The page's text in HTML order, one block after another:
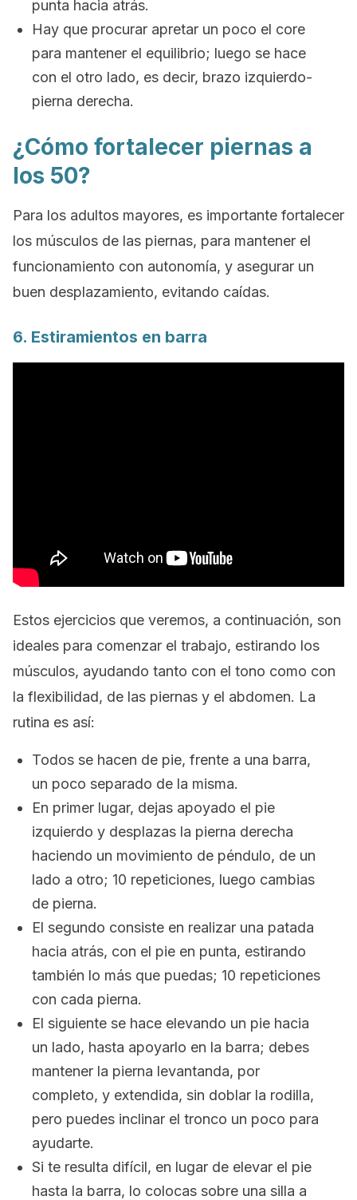
punta hacia atrás.
Hay que procurar apretar un poco el core
para mantener el equilibrio; luego se hace
con el otro lado, es decir, brazo izquierdo-
pierna derecha.
¿Cómo fortalecer piernas a
los 50?
Para los adultos mayores, es importante fortalecer
los músculos de las piernas, para mantener el
funcionamiento con autonomía, y asegurar un
buen desplazamiento, evitando caídas.
6. Estiramientos en barra
Estos ejercicios que veremos, a continuación, son
ideales para comenzar el trabajo, estirando los
músculos, ayudando tanto con el tono como con
la flexibilidad, de las piernas y el abdomen. La
rutina es así:
Todos se hacen de pie, frente a una barra,
un poco separado de la misma.
En primer lugar, dejas apoyado el pie
izquierdo y desplazas la pierna derecha
haciendo un movimiento de péndulo, de un
lado a otro; 10 repeticiones, luego cambias
de pierna.
El segundo consiste en realizar una patada
hacia atrás, con el pie en punta, estirando
también lo más que puedas; 10 repeticiones
con cada pierna.
El siguiente se hace elevando un pie hacia
un lado, hasta apoyarlo en la barra; debes
mantener la pierna levantanda, por
completo, y extendida, sin doblar la rodilla,
pero puedes inclinar el tronco un poco para
ayudarte.
Si te resulta difícil, en lugar de elevar el pie
hasta la barra, lo colocas sobre una silla a